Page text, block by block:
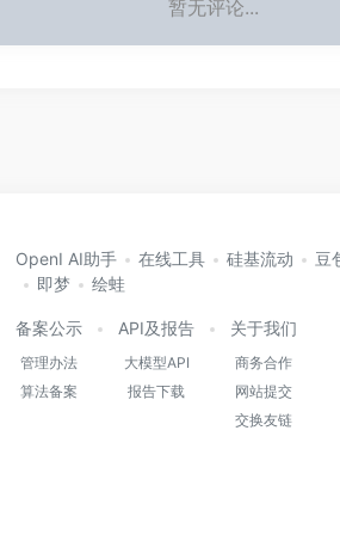
暂无评论...
OpenI AI助手 在线工具 硅基流动 豆
即梦
绘蛙
备案公示
管理办法
算法备案
API及报告
大模型API
报告下载
关于我们
商务合作
网站提交
交换友链